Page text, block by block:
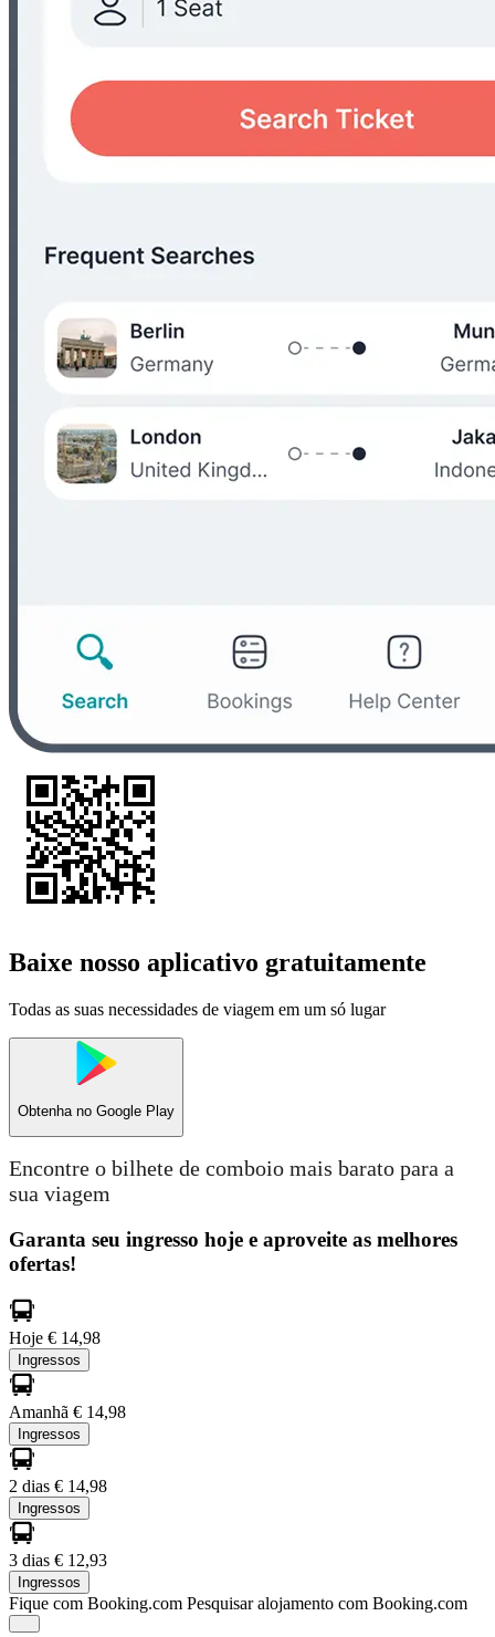
Baixe nosso aplicativo gratuitamente
Todas as suas necessidades de viagem em um só lugar
Obtenha no Google Play
Encontre o bilhete de comboio mais barato para a
sua viagem
Garanta seu ingresso hoje e aproveite as melhores
ofertas!
Hoje € 14,98
Ingressos
Amanhã € 14,98
Ingressos
2 dias € 14,98
Ingressos
3 dias € 12,93
Ingressos
Fique com Booking.com Pesquisar alojamento com Booking.com